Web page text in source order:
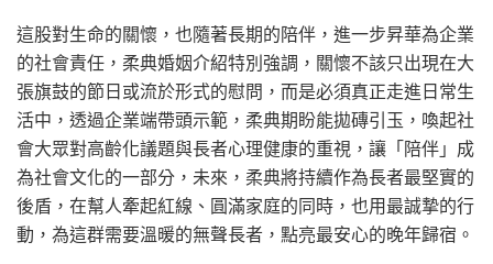
這股對生命的關懷，也隨著長期的陪伴，進一步昇華為企業
的社會責任，柔典婚姻介紹特別強調，關懷不該只出現在大
張旗鼓的節日或流於形式的慰問，而是必須真正走進日常生
活中，透過企業端帶頭示範，柔典期盼能拋磚引玉，喚起社
會大眾對高齡化議題與長者心理健康的重視，讓「陪伴」成
為社會文化的一部分，未來，柔典將持續作為長者最堅實的
後盾，在幫人牽起紅線、圓滿家庭的同時，也用最誠摯的行
動，為這群需要溫暖的無聲長者，點亮最安心的晚年歸宿。